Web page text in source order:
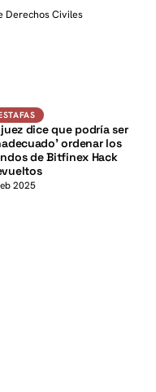
Derechos Civiles
Estafas
juez dice que podría ser
ordenar los
de Bitfinex Hack
2025